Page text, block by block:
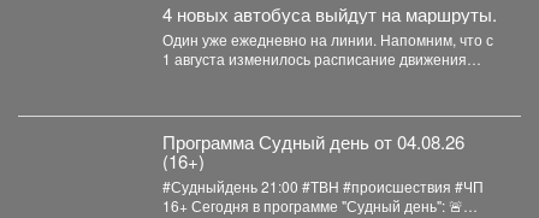
4 новых автобуса выйдут на маршруты.
Один уже ежедневно на линии. Напомним, что с
1 августа изменилось расписание движения
Программа Судный день от 04.08.26
(16+)
#Судныйдень 21:00 #ТВН #происшествия #ЧП
16+ Сегодня в программе "Судный день": 🚨